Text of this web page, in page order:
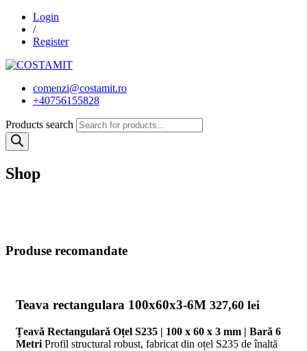
Login
/
Register
comenzi@costamit.ro
+40756155828
Products search
Shop
Teava rectangulara 100x60x3-6M 327,60 lei
Țeavă Rectangulară Oțel S235 | 100 x 60 x 3 mm | Bară 6
Metri Profil structural robust, fabricat din oțel S235 de înaltă
Produse recomandate